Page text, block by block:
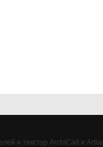
и текстур ArchiCad и